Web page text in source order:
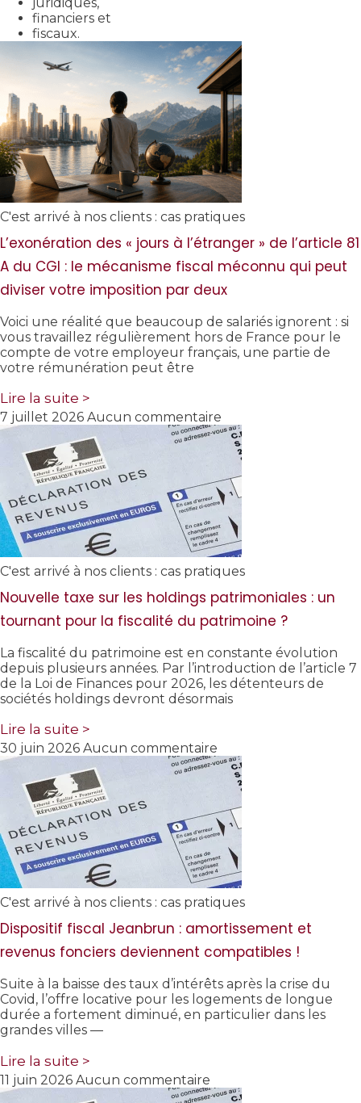
financiers et
fiscaux.
C'est arrivé à nos clients : cas pratiques
L’exonération des « jours à l’étranger » de l’article 81
A du CGI : le mécanisme fiscal méconnu qui peut
diviser votre imposition par deux
Voici une réalité que beaucoup de salariés ignorent : si
vous travaillez régulièrement hors de France pour le
compte de votre employeur français, une partie de
votre rémunération peut être
Lire la suite >
7 juillet 2026 Aucun commentaire
C'est arrivé à nos clients : cas pratiques
Nouvelle taxe sur les holdings patrimoniales : un
tournant pour la fiscalité du patrimoine ?
La fiscalité du patrimoine est en constante évolution
depuis plusieurs années. Par l’introduction de l’article 7
de la Loi de Finances pour 2026, les détenteurs de
sociétés holdings devront désormais
Lire la suite >
30 juin 2026 Aucun commentaire
C'est arrivé à nos clients : cas pratiques
Dispositif fiscal Jeanbrun : amortissement et
revenus fonciers deviennent compatibles !
Suite à la baisse des taux d’intérêts après la crise du
Covid, l’offre locative pour les logements de longue
durée a fortement diminué, en particulier dans les
grandes villes —
Lire la suite >
11 juin 2026 Aucun commentaire